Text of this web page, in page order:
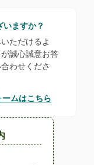
ますか？
ただけるよ
誠心誠意お答
わせくださ
ムはこちら